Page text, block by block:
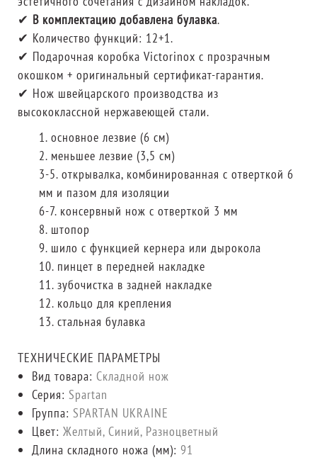
✔ В комплектацию добавлена булавка.
✔ Количество функций: 12+1.
✔ Подарочная коробка Victorinox с прозрачным
окошком + оригинальный сертификат-гарантия.
✔ Нож швейцарского производства из
высококлассной нержавеющей стали.
1. основное лезвие (6 см)
2. меньшее лезвие (3,5 см)
3-5. открывалка, комбинированная с отверткой 6
мм и пазом для изоляции
6-7. консервный нож с отверткой 3 мм
8. штопор
9. шило с функцией кернера или дырокола
10. пинцет в передней накладке
11. зубочистка в задней накладке
12. кольцо для крепления
13. стальная булавка
ТЕХНИЧЕСКИЕ ПАРАМЕТРЫ
Вид товара: Складной нож
Серия: Spartan
Группа: SPARTAN UKRAINE
Цвет: Желтый, Синий, Разноцветный
Длина складного ножа (мм): 91